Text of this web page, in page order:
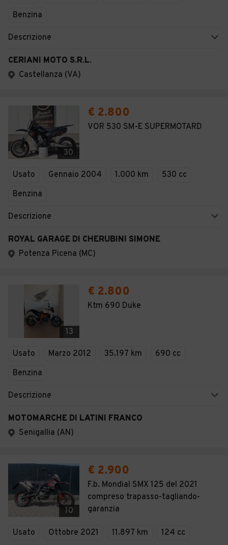
Benzina
Descrizione
CERIANI MOTO S.R.L.
Castellanza (VA)
30
€ 2.800
VOR 530 SM-E SUPERMOTARD
Usato Gennaio 2004 1.000 km
530 cc
Benzina
Descrizione
ROYAL GARAGE DI CHERUBINI SIMONE
Potenza Picena (MC)
13
€ 2.800
Ktm 690 Duke
Usato Marzo 2012 35.197 km
690 cc
Benzina
Descrizione
MOTOMARCHE DI LATINI FRANCO
Senigallia (AN)
10
€ 2.900
F.b. Mondial SMX 125 del 2021
compreso trapasso-tagliando-
garanzia
Usato Ottobre 2021 11.897 km
124 cc